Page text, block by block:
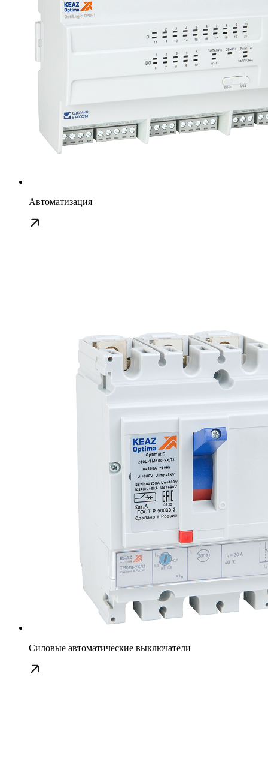
Автоматизация
Силовые автоматические выключатели